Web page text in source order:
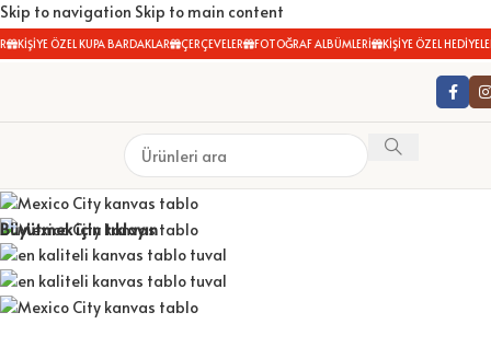
Skip to navigation Skip to main content
KİŞİYE ÖZEL KUPA BARDAKLAR ÇERÇEVELER FOTOĞRAF ALBÜMLERİ KİŞİYE ÖZEL HEDİYELER
Büyütmek için tıklayın